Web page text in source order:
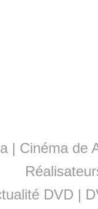
| Cinéma de
DVD |